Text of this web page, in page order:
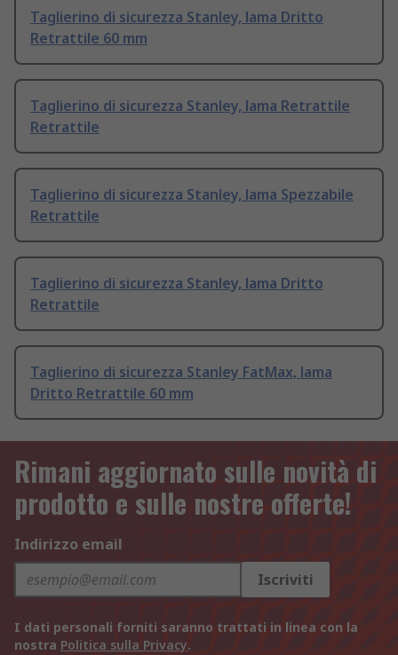
Taglierino di sicurezza Stanley, lama Dritto
Retrattile 60 mm
Taglierino di sicurezza Stanley, lama Retrattile
Retrattile
Taglierino di sicurezza Stanley, lama Spezzabile
Retrattile
Taglierino di sicurezza Stanley, lama Dritto
Retrattile
Taglierino di sicurezza Stanley FatMax, lama
Dritto Retrattile 60 mm
Rimani aggiornato sulle novità di
prodotto e sulle nostre offerte!
Indirizzo email
Iscriviti
I dati personali forniti saranno trattati in linea con la
nostra Politica sulla Privacy.